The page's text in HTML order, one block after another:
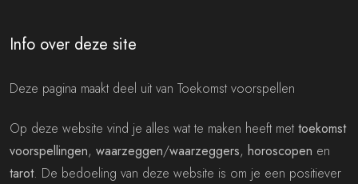
Info over deze site
Deze pagina maakt deel uit van Toekomst voorspellen
Op deze website vind je alles wat te maken heeft met toekomst
voorspellingen, waarzeggen/waarzeggers, horoscopen en
tarot. De bedoeling van deze website is om je een positiever